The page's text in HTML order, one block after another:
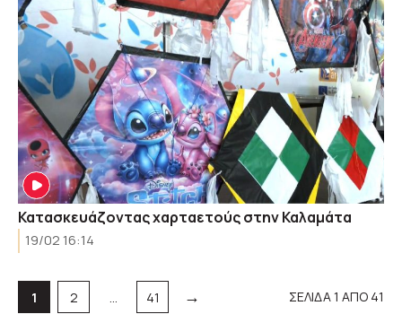
Κατασκευάζοντας χαρταετούς στην Καλαμάτα
19/02 16:14
Σελίδα
1 Σελίδα
2 … Σελίδα
41 → ΣΕΛΙΔΑ 1 ΑΠΟ 41